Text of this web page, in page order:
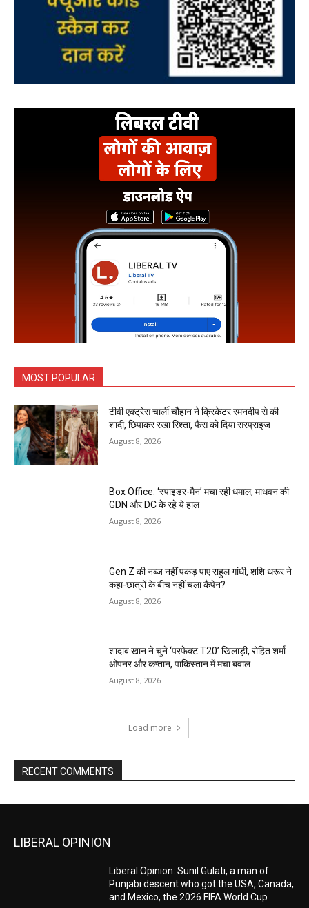
MOST POPULAR
टीवी एक्ट्रेस चार्ली चौहान ने क्रिकेटर रमनदीप से की
शादी, छिपाकर रखा रिश्ता, फैंस को दिया सरप्राइज
August 8, 2026
Box Office: ‘स्पाइडर-मैन’ मचा रही धमाल, माधवन की
GDN और DC के रहे ये हाल
August 8, 2026
Gen Z की नब्ज नहीं पकड़ पाए राहुल गांधी, शशि थरूर ने
कहा-छात्रों के बीच नहीं चला कैंपेन?
August 8, 2026
शादाब खान ने चुने ‘परफेक्ट T20’ खिलाड़ी, रोहित शर्मा
ओपनर और कप्तान, पाकिस्तान में मचा बवाल
August 8, 2026
Load more
RECENT COMMENTS
LIBERAL OPINION
Liberal Opinion: Sunil Gulati, a man of
Punjabi descent who got the USA, Canada,
and Mexico, the 2026 FIFA World Cup